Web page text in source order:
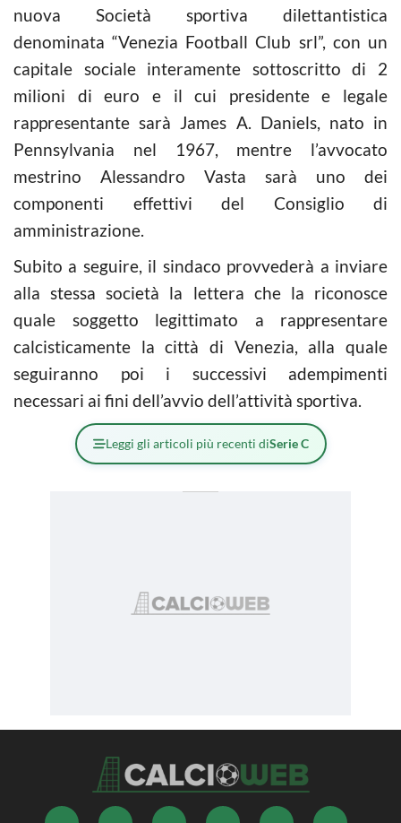
nuova Società sportiva dilettantistica
denominata “Venezia Football Club srl”, con un
capitale sociale interamente sottoscritto di 2
milioni di euro e il cui presidente e legale
rappresentante sarà James A. Daniels, nato in
Pennsylvania nel 1967, mentre l’avvocato
mestrino Alessandro Vasta sarà uno dei
componenti effettivi del Consiglio di
amministrazione.
Subito a seguire, il sindaco provvederà a inviare
alla stessa società la lettera che la riconosce
quale soggetto legittimato a rappresentare
calcisticamente la città di Venezia, alla quale
seguiranno poi i successivi adempimenti
necessari ai fini dell’avvio dell’attività sportiva.
Leggi gli articoli più recenti diSerie C